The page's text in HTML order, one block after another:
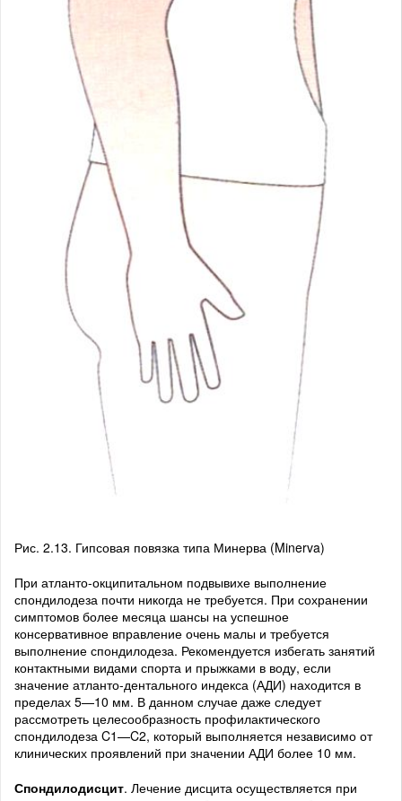
Рис. 2.13. Гипсовая повязка типа Минерва (Minerva)
При атланто-окципитальном подвывихе выполнение
спондилодеза почти никогда не требуется. При сохранении
симптомов более месяца шансы на успешное
консервативное вправление очень малы и требуется
выполнение спондилодеза. Рекомендуется избегать занятий
контактными видами спорта и прыжками в воду, если
значение атланто-дентального индекса (АДИ) находится в
пределах 5—10 мм. В данном случае даже следует
рассмотреть целесообразность профилактического
спондилодеза C1—C2, который выполняется независимо от
клинических проявлений при значении АДИ более 10 мм.
Спондилодисцит. Лечение дисцита осуществляется при